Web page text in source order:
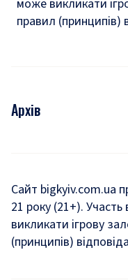
може викликати
правил (принципів)
Архів
Комуналка
Хроніки війни
Сайт bigkyiv.com.ua
21 року (21+).
викликати ігрову
(принципів)